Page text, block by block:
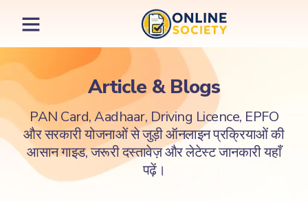
Article & Blogs
PAN Card, Aadhaar, Driving Licence, EPFO
और सरकारी योजनाओं से जुड़ी ऑनलाइन प्रक्रियाओं की
आसान गाइड, जरूरी दस्तावेज़ और लेटेस्ट जानकारी यहाँ
पढ़ें।